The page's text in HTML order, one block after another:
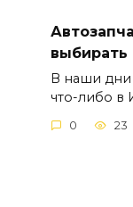
выбирать
В наши дни
что-либо в
0 23